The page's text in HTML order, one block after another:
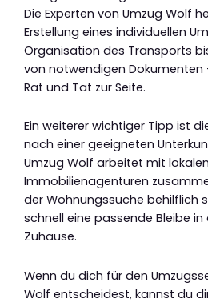
Die Experten von Umzug Wolf
Erstellung eines individuellen
Organisation des Transports
von notwendigen Dokumenten
Rat und Tat zur Seite.
Ein weiterer wichtiger Tipp ist
nach einer geeigneten
Umzug Wolf arbeitet mit lokalen
Immobilienagenturen
der Wohnungssuche behilflich
schnell eine passende Bleibe
Zuhause.
Wenn du dich für den
Wolf entscheidest, kannst du